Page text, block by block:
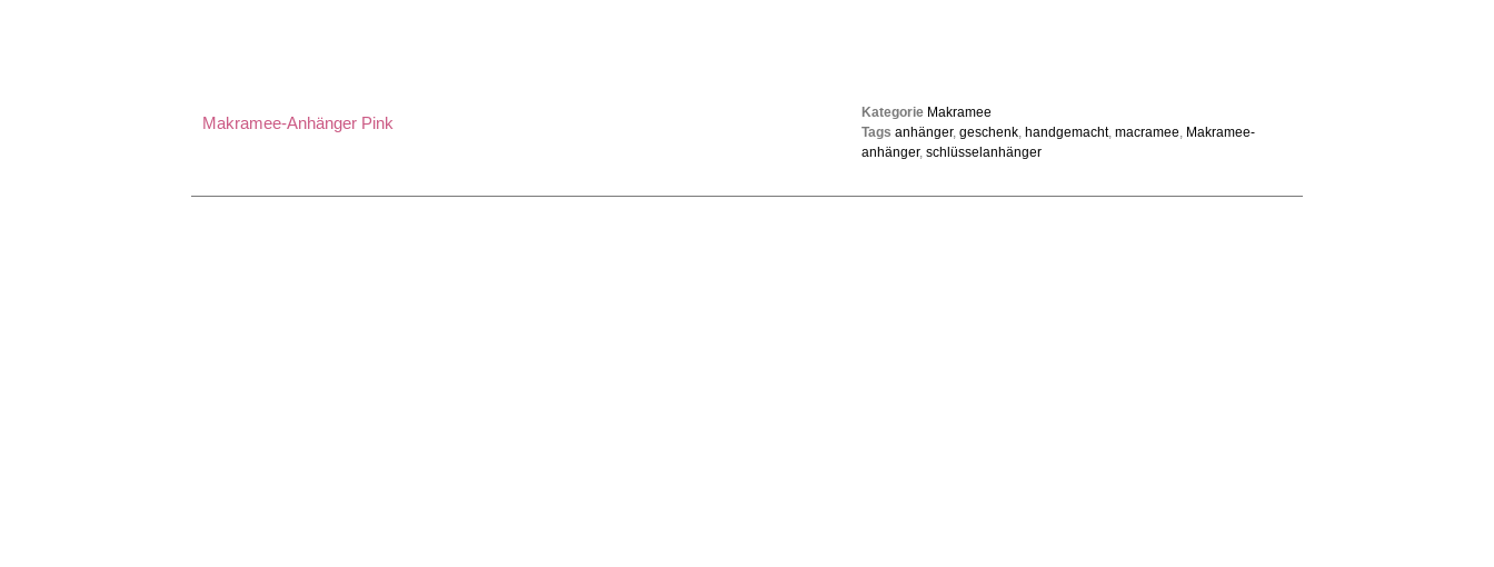
Makramee-Anhänger Pink
Kategorie Makramee
Tags anhänger,geschenk ,handgemacht,macramee Makramee-
anhänger,schlüsselanhänger